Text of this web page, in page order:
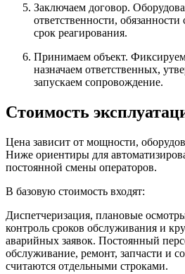
Заключаем договор.
ответственности,
срок реагирования.
Принимаем объект. Фиксируем
назначаем ответственных,
запускаем сопровождение.
Стоимость
Цена зависит от мощности,
Ниже ориентиры для
постоянной смены операторов.
В базовую стоимость входят:
Диспетчеризация, плановые
контроль сроков обслуживания и
аварийных заявок. Постоянный
обслуживание, ремонт, запчасти и
считаются отдельными строками.